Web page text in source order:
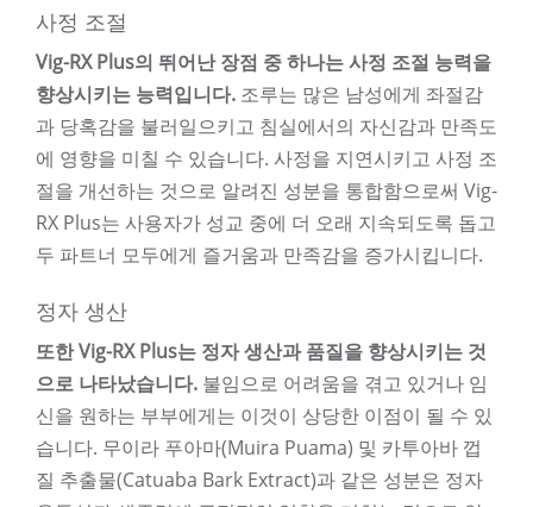
사정 조절
Vig-RX Plus의 뛰어난 장점 중 하나는 사정 조절 능력을
향상시키는 능력입니다. 조루는 많은 남성에게 좌절감
과 당혹감을 불러일으키고 침실에서의 자신감과 만족도
에 영향을 미칠 수 있습니다. 사정을 지연시키고 사정 조
절을 개선하는 것으로 알려진 성분을 통합함으로써 Vig-
RX Plus는 사용자가 성교 중에 더 오래 지속되도록 돕고
두 파트너 모두에게 즐거움과 만족감을 증가시킵니다.
정자 생산
또한 Vig-RX Plus는 정자 생산과 품질을 향상시키는 것
으로 나타났습니다. 불임으로 어려움을 겪고 있거나 임
신을 원하는 부부에게는 이것이 상당한 이점이 될 수 있
습니다. 무이라 푸아마(Muira Puama) 및 카투아바 껍
질 추출물(Catuaba Bark Extract)과 같은 성분은 정자